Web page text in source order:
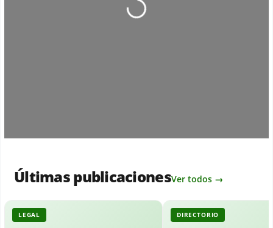
Loading...
Últimas publicacionesVer todos →
LEGAL DIRECTORIO